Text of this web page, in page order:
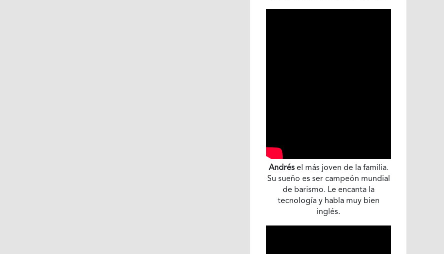
Andrésel más joven de la familia.
Su sueño es ser campeón mundial
de barismo. Le encanta la
tecnología y habla muy bien
inglés.